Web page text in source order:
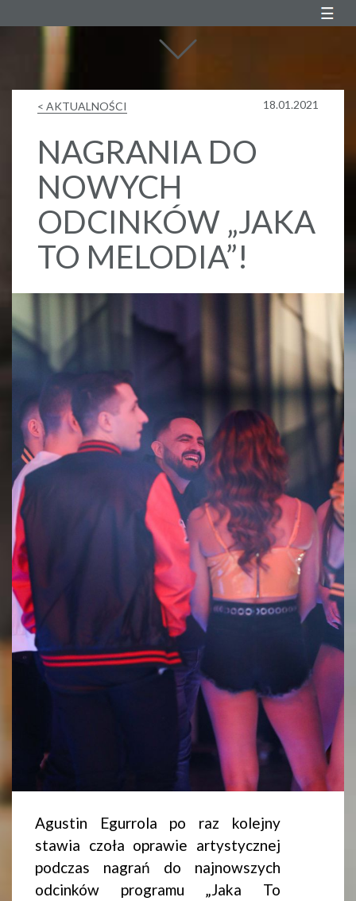
< AKTUALNOŚCI 18.01.2021
NAGRANIA DO
NOWYCH
ODCINKÓW „JAKA
TO MELODIA”!
Agustin Egurrola po raz kolejny
stawia czoła oprawie artystycznej
podczas nagrań do najnowszych
odcinków programu „Jaka To